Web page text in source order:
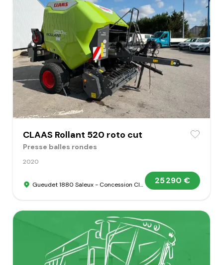
CLAAS Rollant 520 roto cut
Presse balles rondes
2020
Gueudet 1880 Saleux - Concession Claas 25 290 €